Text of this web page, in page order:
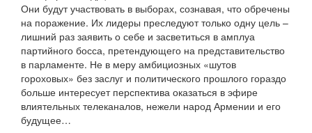
Они будут участвовать в выборах, сознавая, что обречены
на поражение. Их лидеры преследуют только одну цель –
лишний раз заявить о себе и засветиться в амплуа
партийного босса, претендующего на представительство
в парламенте. Не в меру амбициозных «шутов
гороховых» без заслуг и политического прошлого гораздо
больше интересует перспектива оказаться в эфире
влиятельных телеканалов, нежели народ Армении и его
будущее…